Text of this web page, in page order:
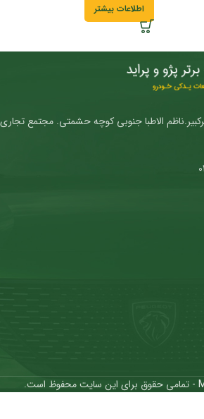
اطلاعات بیشتر
الاطبا جنوبی کوچه حشمتی. مجتمع تجاری
- تمامی حقوق برای این سایت محفوظ است.